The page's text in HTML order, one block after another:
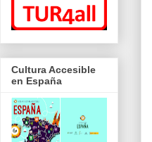
Cultura Accesible
en España